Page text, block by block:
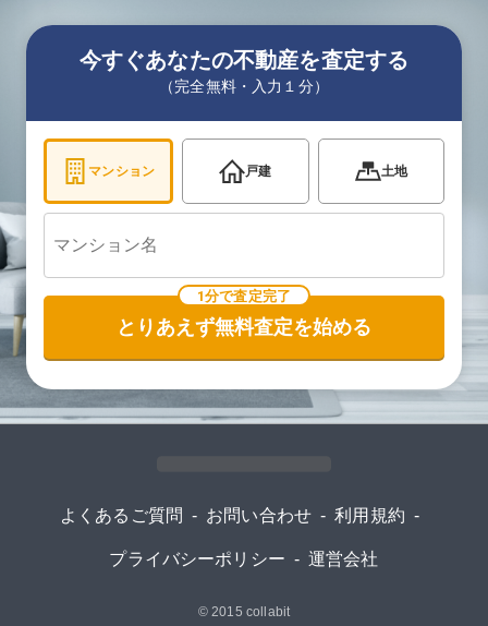
今すぐあなたの不動産を査定する
（完全無料・入力１分）
マンション 戸建 土地
1分で査定完了
とりあえず無料査定を始める
よくあるご質問 - お問い合わせ - 利用規約 -
プライバシーポリシー - 運営会社
© 2015 collabit